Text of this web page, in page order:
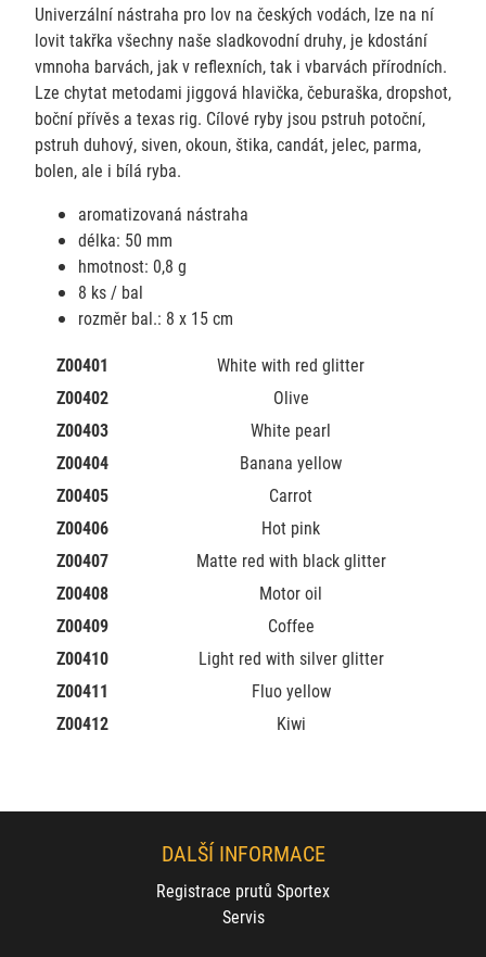
Univerzální nástraha pro lov na českých vodách, lze na ní
lovit takřka všechny naše sladkovodní druhy, je kdostání
vmnoha barvách, jak v reflexních, tak i vbarvách přírodních.
Lze chytat metodami jiggová hlavička, čeburaška, dropshot,
boční přívěs a texas rig. Cílové ryby jsou pstruh potoční,
pstruh duhový, siven, okoun, štika, candát, jelec, parma,
bolen, ale i bílá ryba.
aromatizovaná nástraha
délka: 50 mm
hmotnost: 0,8 g
8 ks / bal
rozměr bal.: 8 x 15 cm
Z00401
White with red glitter
Z00402
Olive
Z00403
White pearl
Z00404
Banana yellow
Z00405
Carrot
Z00406
Hot pink
Z00407
Matte red with black glitter
Z00408
Motor oil
Z00409
Coffee
Z00410
Light red with silver glitter
Z00411
Fluo yellow
Z00412
Kiwi
DALŠÍ INFORMACE
Registrace prutů Sportex
Servis